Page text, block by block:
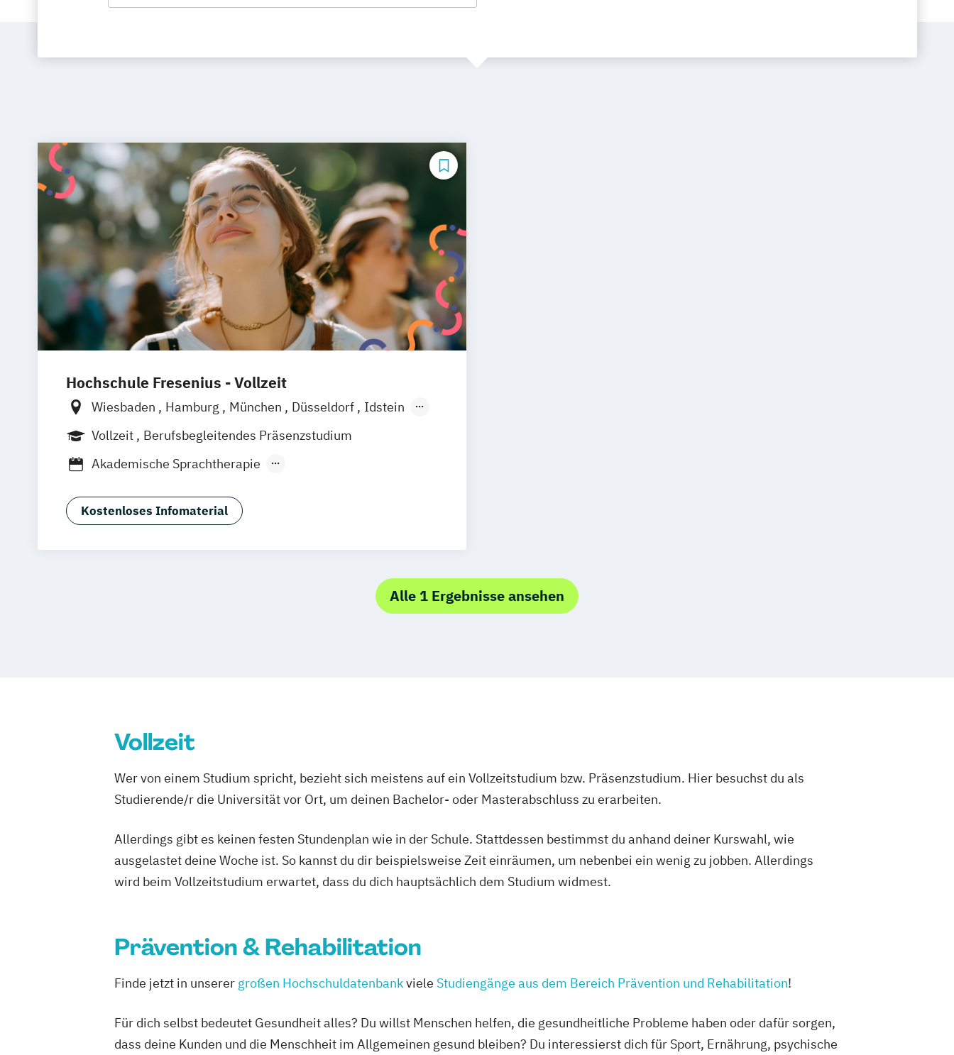
Hochschule Fresenius - Vollzeit
Wiesbaden Hamburg München Düsseldorf
Idstein
Berlin
Frankfurt am Main Köln
Heidelberg
Wolfenbüttel
Braunschweig
Vollzeit
Berufsbegleitendes Präsenzstudium
Akademische Sprachtherapie
Chiropraktik
Ernährung & Fitness in der Prävention
Grundlagen der Chiropraktik
Physiotherapie
Kostenloses Infomaterial
Alle 1 Ergebnisse ansehen
Vollzeit
Wer von einem Studium spricht, bezieht sich meistens auf ein Vollzeitstudium bzw. Präsenzstudium. Hier besuchst du als
Studierende/r die Universität vor Ort, um deinen Bachelor- oder Masterabschluss zu erarbeiten.
Allerdings gibt es keinen festen Stundenplan wie in der Schule. Stattdessen bestimmst du anhand deiner Kurswahl, wie
ausgelastet deine Woche ist. So kannst du dir beispielsweise Zeit einräumen, um nebenbei ein wenig zu jobben. Allerdings
wird beim Vollzeitstudium erwartet, dass du dich hauptsächlich dem Studium widmest.
Prävention & Rehabilitation
Finde jetzt in unserer großen Hochschuldatenbankviele Studiengänge aus dem Bereich Prävention und Rehabilitation!
Für dich selbst bedeutet Gesundheit alles? Du willst Menschen helfen, die gesundheitliche Probleme haben oder dafür sorgen,
dass deine Kunden und die Menschheit im Allgemeinen gesund bleiben? Du interessierst dich für Sport, Ernährung, psychische